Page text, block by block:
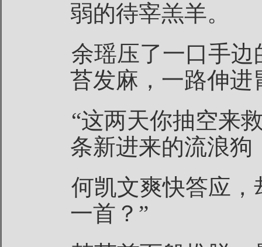
弱的待宰羔羊。
余瑶压了一口手
苔发麻，一路伸进
“这两天你抽空来
条新进来的流浪狗
何凯文爽快答应，
一首？”